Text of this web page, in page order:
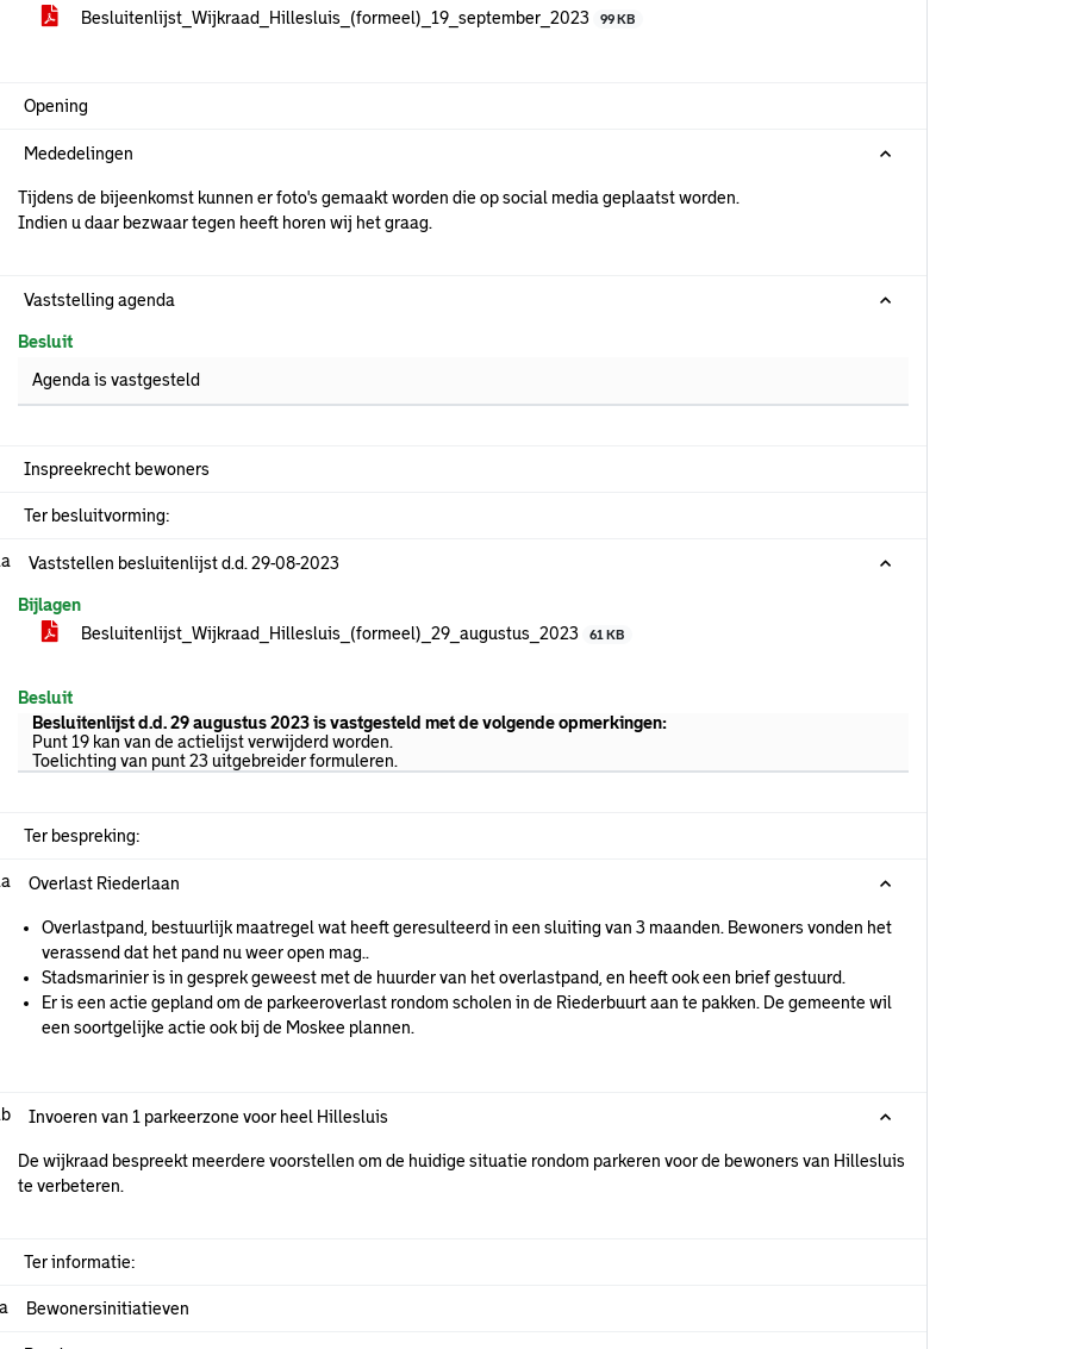
Besluitenlijst_Wijkraad_Hillesluis_(formeel)_19_september_2023
99 KB
Opening
Mededelingen
Tijdens de bijeenkomst kunnen er foto's gemaakt worden die op social media geplaatst worden.
Indien u daar bezwaar tegen heeft horen wij het graag.
Vaststelling agenda
Besluit
Agenda is vastgesteld
Inspreekrecht bewoners
Ter besluitvorming:
Vaststellen besluitenlijst d.d. 29-08-2023
Bijlagen
Besluitenlijst_Wijkraad_Hillesluis_(formeel)_29_augustus_2023
61 KB
Besluit
Besluitenlijst d.d. 29 augustus2023 is vastgesteld met de volgende opmerkingen:
Punt 19 kan van de actielijst verwijderd worden.
Toelichting van punt 23 uitgebreider formuleren.
Ter bespreking:
Overlast Riederlaan
Overlastpand, bestuurlijk maatregel wat heeft geresulteerd in een sluiting van 3 maanden. Bewoners vonden het
verassend dat het pand nu weer open mag..
Stadsmarinier is in gesprek geweest met de huurder van het overlastpand, en heeft ook een brief gestuurd.
Er is een actie gepland om de parkeeroverlast rondom scholen in de Riederbuurt aan te pakken. De gemeente wil
een soortgelijke actie ook bij de Moskee plannen.
Invoeren van 1 parkeerzone voor heel Hillesluis
De wijkraad bespreekt meerdere voorstellen om de huidige situatie rondom parkeren voor de bewoners van Hillesluis
te verbeteren.
Ter informatie:
Bewonersinitiatieven